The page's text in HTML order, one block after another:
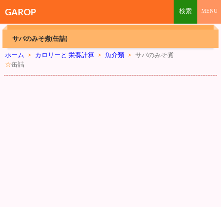
GAROP
サバのみそ煮(缶詰)
ホーム > カロリーと 栄養計算 > 魚介類 > サバのみそ煮
☆缶詰